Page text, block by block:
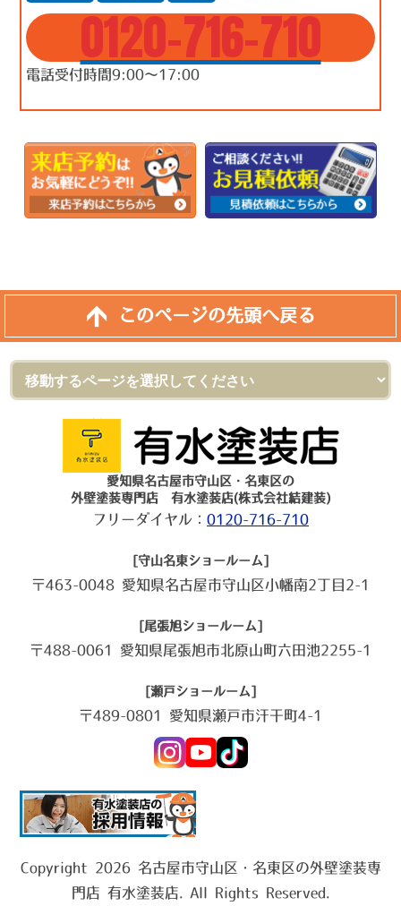
0120-716-710
電話受付時間9:00～17:00
このページの先頭へ戻る
愛知県名古屋市守山区・名東区の
外壁塗装専門店 有水塗装店(株式会社結建装)
フリーダイヤル： 0120-716-710
[守山名東ショールーム]
〒463-0048 愛知県名古屋市守山区小幡南2丁目2-1
[尾張旭ショールーム]
〒488-0061 愛知県尾張旭市北原山町六田池2255-1
[瀬戸ショールーム]
〒489-0801 愛知県瀬戸市汗干町4-1
Copyright 2026 名古屋市守山区・名東区の外壁塗装専
門店 有水塗装店. All Rights Reserved.